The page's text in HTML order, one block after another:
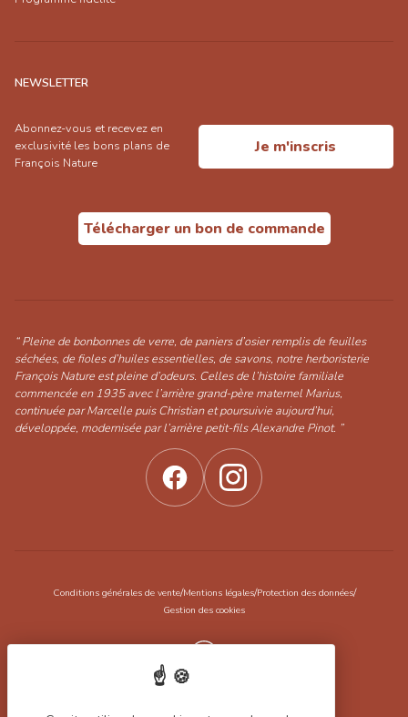
NEWSLETTER
Abonnez-vous et recevez en
exclusivité les bons plans de
François Nature
Je m'inscris
Télécharger un bon de commande
“ Pleine de bonbonnes de verre, de paniers d’osier remplis de feuilles
séchées, de fioles d’huiles essentielles, de savons, notre herboristerie
François Nature est pleine d’odeurs. Celles de l’histoire familiale
commencée en 1935 avec l’arrière grand-père maternel Marius,
continuée par Marcelle puis Christian et poursuivie aujourd’hui,
développée, modernisée par l’arrière petit-fils Alexandre Pinot. ”
Conditions générales de vente/Mentions légales/Protection des données/
Gestion des cookies
Réalisation Koredge